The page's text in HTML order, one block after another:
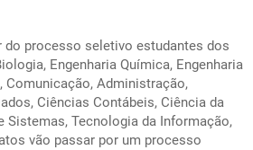
do processo seletivo estudantes dos
Engenharia Química, Engenharia
Comunicação, Administração,
Ciências Contábeis, Ciência da
Sistemas, Tecnologia da Informação,
vão passar por um processo